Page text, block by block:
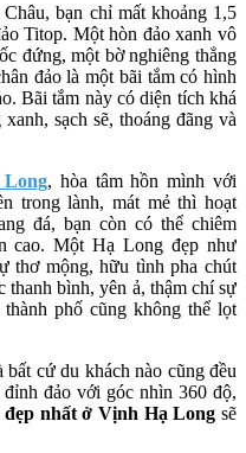
bạn chỉ mất khoảng 1,5
Titop. Một hòn đảo xanh vô
đứng, một bờ nghiêng thẳng
đảo là một bãi tắm có hình
Bãi tắm này có diện tích khá
sạch sẽ, thoáng đãng và
, hòa tâm hồn mình với
trong lành, mát mẻ thì hoạt
đá, bạn còn có thể chiêm
cao. Một Hạ Long đẹp như
thơ mộng, hữu tình pha chút
thanh bình, yên ả, thậm chí sự
phố cũng không thể lọt
cứ du khách nào cũng đều
đảo với góc nhìn 360 độ,
đẹp nhất ở Vịnh Hạ Long sẽ